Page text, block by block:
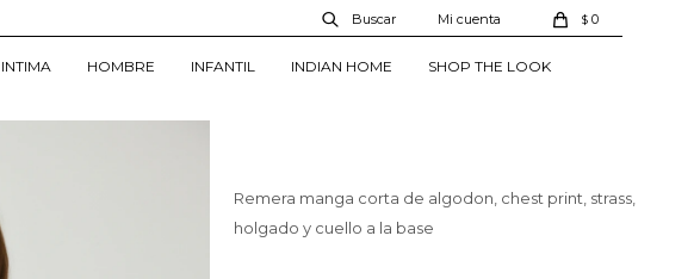
INTIMA HOMBRE INFANTIL INDIAN HOME SHOP THE LOOK
$ 0
399
Remera manga corta de algodon, chest print, strass,
holgado y cuello a la base